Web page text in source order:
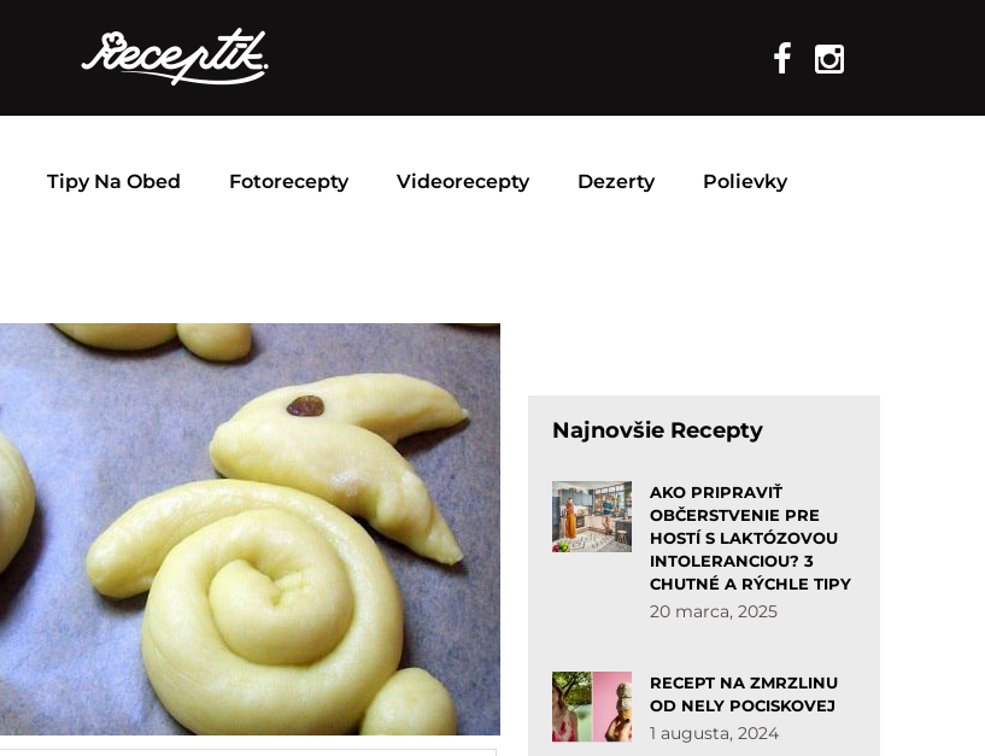
Tipy Na Obed Fotorecepty Videorecepty Dezerty Polievky
Najnovšie Recepty
AKO PRIPRAVIŤ
OBČERSTVENIE PRE
HOSTÍ S LAKTÓZOVOU
INTOLERANCIOU? 3
CHUTNÉ A RÝCHLE TIPY
20 marca, 2025
RECEPT NA ZMRZLINU
OD NELY POCISKOVEJ
1 augusta, 2024